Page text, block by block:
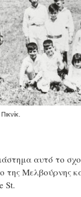
αυτό το
της Μελβούρνης
St.